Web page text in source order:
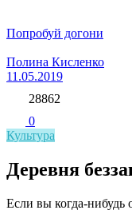
Попробуй догони
Полина Кисленко
11.05.2019
28862
0
Культура
Деревня
Если вы когда-нибудь